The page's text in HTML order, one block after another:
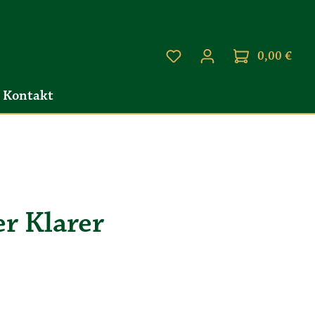
0,00 €
Kontakt
Klarer